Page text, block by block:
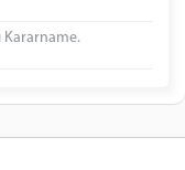
Kararname.